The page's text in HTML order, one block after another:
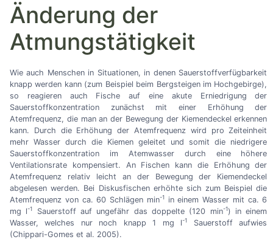
Änderung der
Atmungstätigkeit
Wie auch Menschen in Situationen, in denen Sauerstoffverfügbarkeit
knapp werden kann (zum Beispiel beim Bergsteigen im Hochgebirge),
so reagieren auch Fische auf eine akute Erniedrigung der
Sauerstoffkonzentration zunächst mit einer Erhöhung der
Atemfrequenz, die man an der Bewegung der Kiemendeckel erkennen
kann. Durch die Erhöhung der Atemfrequenz wird pro Zeiteinheit
mehr Wasser durch die Kiemen geleitet und somit die niedrigere
Sauerstoffkonzentration im Atemwasser durch eine höhere
Ventilationsrate kompensiert. An Fischen kann die Erhöhung der
Atemfrequenz relativ leicht an der Bewegung der Kiemendeckel
abgelesen werden. Bei Diskusfischen erhöhte sich zum Beispiel die
Atemfrequenz von ca. 60 Schlägen min-1in einem Wasser mit ca. 6
mg l-1 Sauerstoff auf ungefähr das doppelte (120 min-1) in einem
Wasser, welches nur noch knapp 1 mg l-1
Sauerstoff aufwies
(Chippari-Gomes et al. 2005).